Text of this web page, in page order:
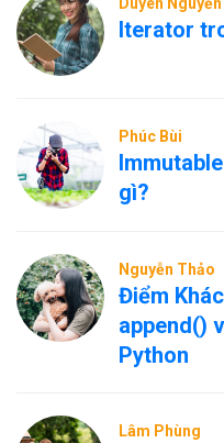
Iterator
Phúc Bùi
gì?
Nguyễn Thảo
Điểm
append()
Python
Lâm Phùng